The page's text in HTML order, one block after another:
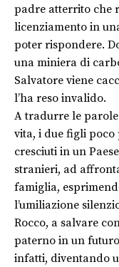
padre atterrito che
licenziamento in
poter rispondere.
una miniera di
Salvatore viene
l’ha reso invalido.
A tradurre le
vita, i due figli poco
cresciuti in un
stranieri, ad
famiglia,
l’umiliazione
Rocco, a salvare
paterno in un
infatti, diventando